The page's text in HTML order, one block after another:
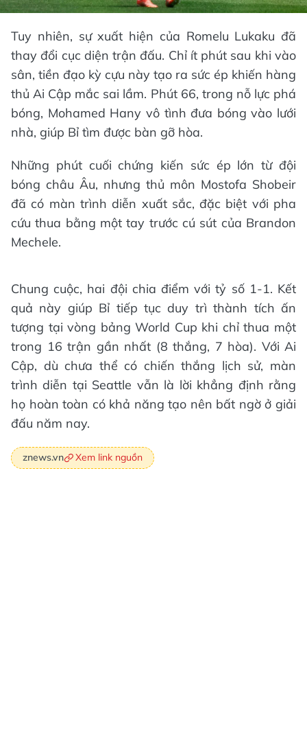
Tuy nhiên, sự xuất hiện của Romelu Lukaku đã
thay đổi cục diện trận đấu. Chỉ ít phút sau khi vào
sân, tiền đạo kỳ cựu này tạo ra sức ép khiến hàng
thủ Ai Cập mắc sai lầm. Phút 66, trong nỗ lực phá
bóng, Mohamed Hany vô tình đưa bóng vào lưới
nhà, giúp Bỉ tìm được bàn gỡ hòa.
Những phút cuối chứng kiến sức ép lớn từ đội
bóng châu Âu, nhưng thủ môn Mostofa Shobeir
đã có màn trình diễn xuất sắc, đặc biệt với pha
cứu thua bằng một tay trước cú sút của Brandon
Mechele.
Chung cuộc, hai đội chia điểm với tỷ số 1-1. Kết
quả này giúp Bỉ tiếp tục duy trì thành tích ấn
tượng tại vòng bảng World Cup khi chỉ thua một
trong 16 trận gần nhất (8 thắng, 7 hòa). Với Ai
Cập, dù chưa thể có chiến thắng lịch sử, màn
trình diễn tại Seattle vẫn là lời khẳng định rằng
họ hoàn toàn có khả năng tạo nên bất ngờ ở giải
đấu năm nay.
znews.vn Xem link nguồn